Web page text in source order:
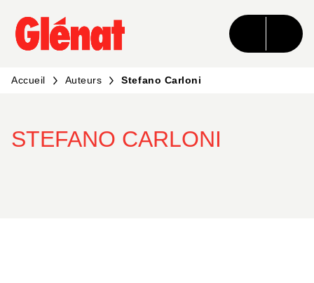
MENU RECHERCHE CONTENU
PIED DE PAGE
Accueil Auteurs Stefano Carloni
STEFANO CARLONI